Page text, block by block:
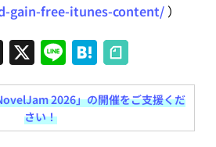
gain-free-itunes-content/ ）
T
h
re
a
X Li
n
e
H
at
e
n
2026」の開催をご支援くだ
さい！